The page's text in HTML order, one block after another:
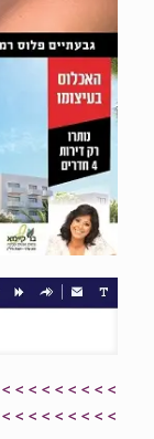
> > > > > > > >
> > > > > > > >